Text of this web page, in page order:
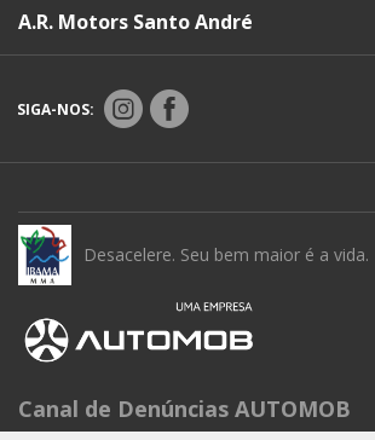
A.R. Motors Santo André
SIGA-NOS:
Desacelere. Seu bem maior é a vida.
Canal de Denúncias AUTOMOB